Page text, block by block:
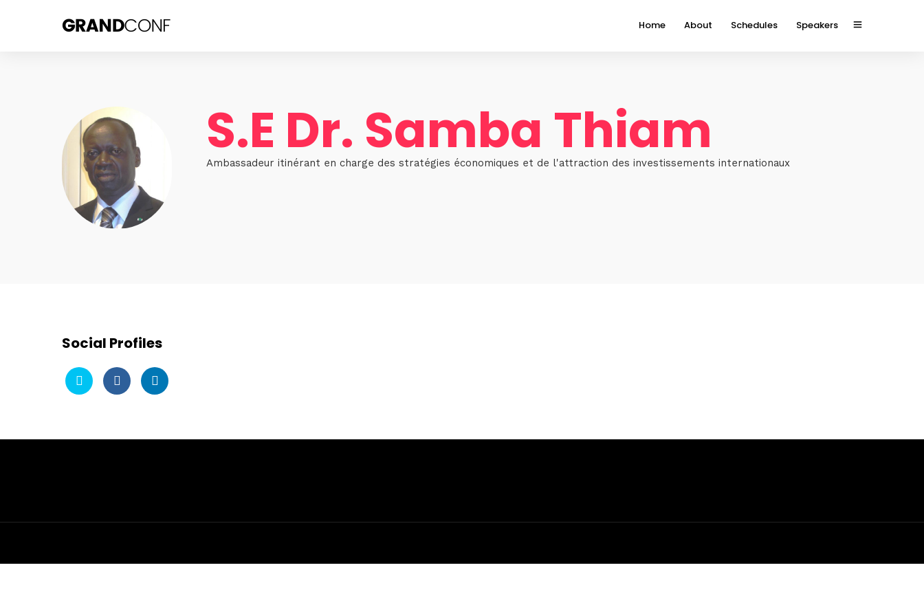
Home About Schedules Speakers
S.E Dr. Samba Thiam
Ambassadeur itinérant en charge des stratégies économiques et de l'attraction des investissements internationaux
Social Profiles